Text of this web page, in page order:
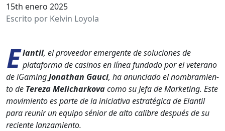
15th enero 2025
Escrito por Kelvin Loyola
Elan­til, el provee­dor emer­gente de solu­ciones de
platafor­ma de casi­nos en línea fun­da­do por el vet­er­a­no
de iGam­ingJonathan Gau­ci, ha anun­ci­a­do el nom­bramien­
to de Tereza Melicharko­vacomo su Jefa de Mar­ket­ing. Este
movimien­to es parte de la ini­cia­ti­va estratég­i­ca de Elan­til
para reunir un equipo sénior de alto cal­i­bre después de su
reciente lan­za­mien­to.